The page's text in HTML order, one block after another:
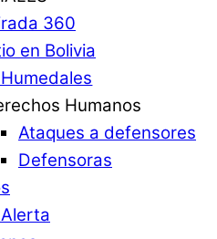
360
en Bolivia
Humedales
Humanos
Ataques a defensores
Defensoras